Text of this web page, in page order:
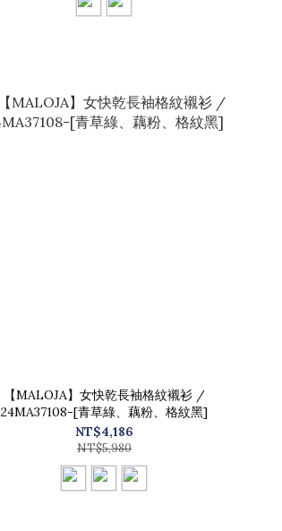
【MALOJA】女快乾長袖格紋襯衫 /
24MA37108-[青草綠、藕粉、格紋黑]
NT$4,186
NT$5,980